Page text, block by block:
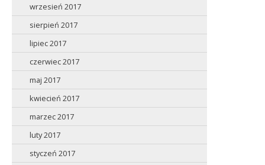
wrzesień 2017
sierpień 2017
lipiec 2017
czerwiec 2017
maj 2017
kwiecień 2017
marzec 2017
luty 2017
styczeń 2017